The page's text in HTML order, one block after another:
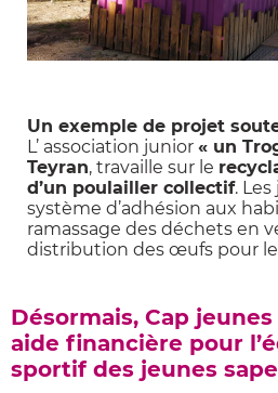
Un exemple de projet
L’ association junior « un
Teyran, travaille sur le
d’un poulailler collectif.
système d’adhésion aux
ramassage des déchets en
distribution des œufs pour
Désormais, Cap
aide financière pour
sportif des jeunes